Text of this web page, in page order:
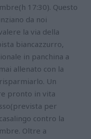
17:30). Questo
da noi
la via della
biancazzurro,
in panchina a
allenato con la
Un
pronto in vita
per
contro la
Oltre a